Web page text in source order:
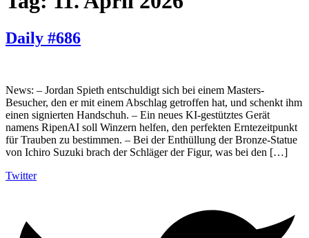
Daily #686
News: – Jordan Spieth entschuldigt sich bei einem Masters-
Besucher, den er mit einem Abschlag getroffen hat, und schenkt ihm
einen signierten Handschuh. – Ein neues KI-gestütztes Gerät
namens RipenAI soll Winzern helfen, den perfekten Erntezeitpunkt
für Trauben zu bestimmen. – Bei der Enthüllung der Bronze-Statue
von Ichiro Suzuki brach der Schläger der Figur, was bei den […]
Twitter